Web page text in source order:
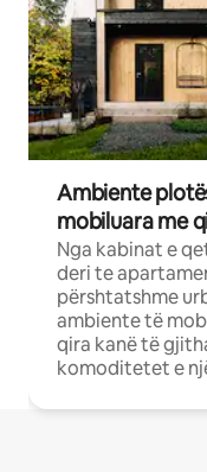
Ambiente
mobiluara me
Nga kabinat e
deri te
përshtatshme
ambiente të
qira kanë të
komoditetet e